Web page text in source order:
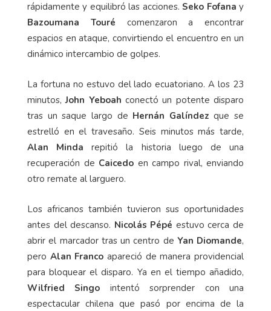
rápidamente y equilibró las acciones.Seko Fofana y
Bazoumana Touré comenzaron a encontrar
espacios en ataque, convirtiendo el encuentro en un
dinámico intercambio de golpes.
La fortuna no estuvo del lado ecuatoriano. A los 23
minutos,John Yeboah conectó un potente disparo
tras un saque largo de Hernán Galíndez que se
estrelló en el travesaño. Seis minutos más tarde,
Alan Minda repitió la historia luego de una
recuperación de Caicedo en campo rival, enviando
otro remate al larguero.
Los africanos también tuvieron sus oportunidades
antes del descanso. Nicolás Pépé estuvo cerca de
abrir el marcador tras un centro de Yan Diomande,
pero Alan Franco apareció de manera providencial
para bloquear el disparo. Ya en el tiempo añadido,
Wilfried Singo intentó sorprender con una
espectacular chilena que pasó por encima de la